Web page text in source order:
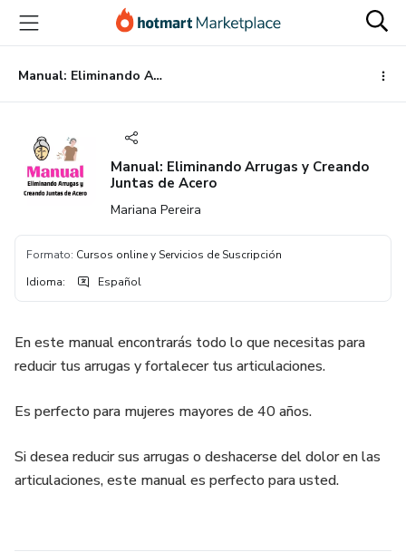
principal
página
de
página
Manual: Eliminando Arrugas y Creando Juntas de Acero
Manual: Eliminando Arrugas y Creando
Juntas de Acero
Mariana Pereira
Formato: Cursos online y Servicios de Suscripción
Idioma: Español
En este manual encontrarás todo lo que necesitas para
reducir tus arrugas y fortalecer tus articulaciones.
Es perfecto para mujeres mayores de 40 años.
Si desea reducir sus arrugas o deshacerse del dolor en las
articulaciones, este manual es perfecto para usted.